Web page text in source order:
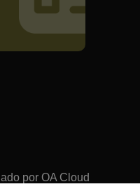
por OA Cloud